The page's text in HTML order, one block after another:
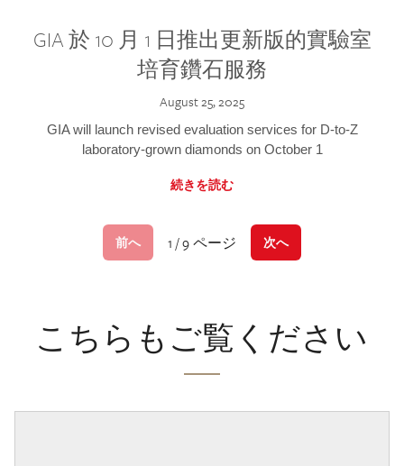
GIA 於 10 月 1 日推出更新版的實驗室
培育鑽石服務
August 25, 2025
GIA will launch revised evaluation services for D-to-Z
laboratory-grown diamonds on October 1
続きを読む
前へ 1 / 9 ページ 次へ
こちらもご覧ください